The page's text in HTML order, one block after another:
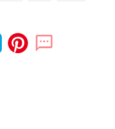
かせてあげればいいので